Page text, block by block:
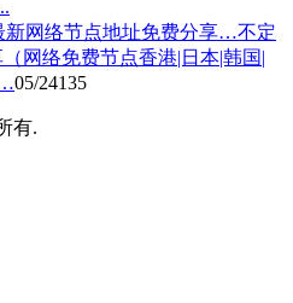
新网络节点地址免费分享…不定
网络免费节点香港|日本|韩国|
05/24135
有.